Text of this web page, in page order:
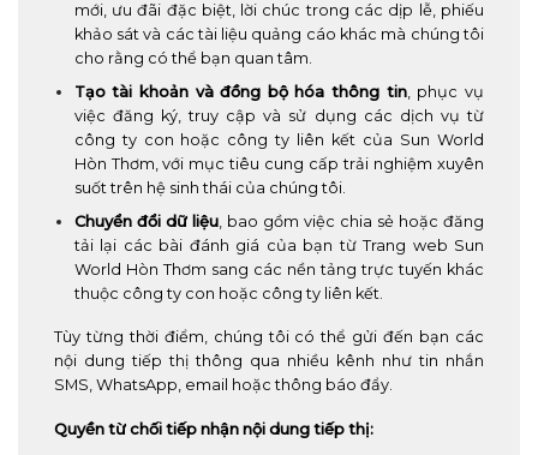
mới, ưu đãi đặc biệt, lời chúc trong các dịp lễ, phiếu
khảo sát và các tài liệu quảng cáo khác mà chúng tôi
cho rằng có thể bạn quan tâm.
Tạo tài khoản và đồng bộ hóa thông tin, phục vụ
việc đăng ký, truy cập và sử dụng các dịch vụ từ
công ty con hoặc công ty liên kết của Sun World
Hòn Thơm, với mục tiêu cung cấp trải nghiệm xuyên
suốt trên hệ sinh thái của chúng tôi.
Chuyển đổi dữ liệu, bao gồm việc chia sẻ hoặc đăng
tải lại các bài đánh giá của bạn từ Trang web Sun
World Hòn Thơm sang các nền tảng trực tuyến khác
thuộc công ty con hoặc công ty liên kết.
Tùy từng thời điểm, chúng tôi có thể gửi đến bạn các
nội dung tiếp thị thông qua nhiều kênh như tin nhắn
SMS, WhatsApp, email hoặc thông báo đẩy.
Quyền từ chối tiếp nhận nội dung tiếp thị: